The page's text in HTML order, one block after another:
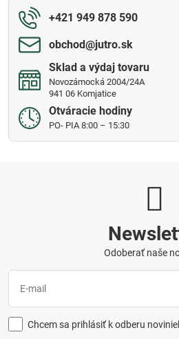
+421 949 878 590
obchod​@jutro​.sk
Sklad a výdaj tovaru
Novozámocká 2004/24A
941 06 Komjatice
Otváracie hodiny
PO- PIA 8:00 – 15:30
Odoberať naše
Chcem sa prihlásiť k odberu